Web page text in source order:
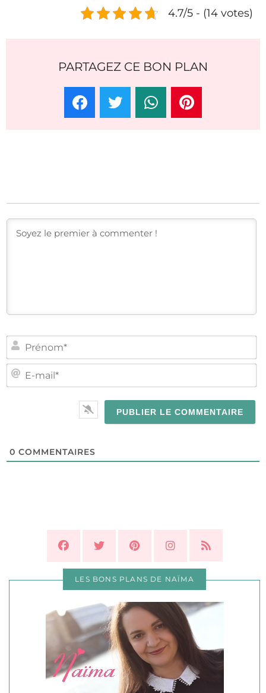
4.7/5 - (14 votes)
PARTAGEZ CE BON PLAN
E-
0 COMMENTAIRES
LES BONS PLANS DE NAÏMA